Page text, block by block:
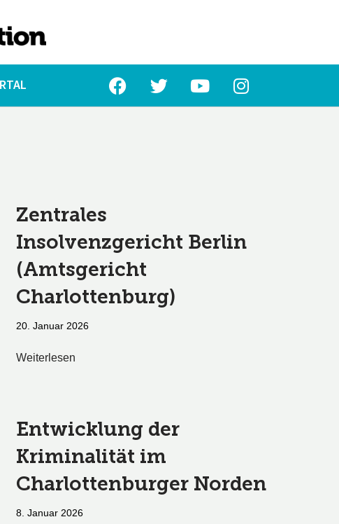
Zentrales
Insolvenzgericht Berlin
(Amtsgericht
Charlottenburg)
20. Januar 2026
Weiterlesen
Entwicklung der
Kriminalität im
Charlottenburger Norden
8. Januar 2026